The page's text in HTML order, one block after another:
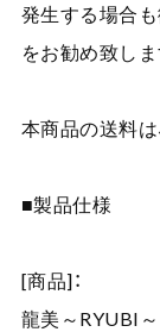
発生する場合
をお勧め致しま
本商品の送料は
■製品仕様
[商品]：
龍美～RYUBI～